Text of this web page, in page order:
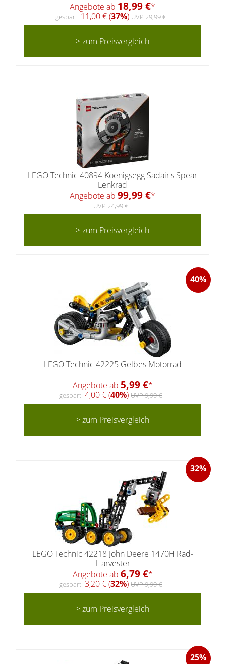
Angebote ab 18,99 €*
gespart: 11,00 € (37%) UVP 29,99 €
> zum Preisvergleich
LEGO Technic 40894 Koenigsegg Sadair's Spear
Lenkrad
Angebote ab 99,99 €*
UVP 24,99 €
> zum Preisvergleich
40%
LEGO Technic 42225 Gelbes Motorrad
Angebote ab 5,99 €*
gespart: 4,00 € (40%) UVP 9,99 €
> zum Preisvergleich
32%
LEGO Technic 42218 John Deere 1470H Rad-
Harvester
Angebote ab 6,79 €*
gespart: 3,20 € (32%) UVP 9,99 €
> zum Preisvergleich
25%